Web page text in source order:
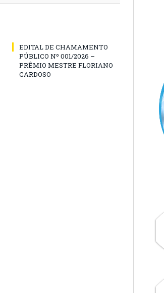
EDITAL DE CHAMAMENTO
PÚBLICO Nº 001/2026 –
PRÊMIO MESTRE FLORIANO
CARDOSO